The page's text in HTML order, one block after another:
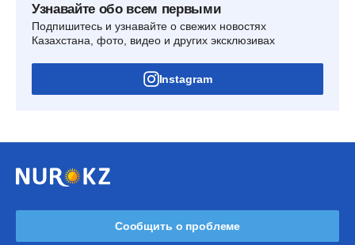
Узнавайте обо всем первыми
Подпишитесь и узнавайте о свежих новостях
Казахстана, фото, видео и других эксклюзивах
Instagram
Сообщить о проблеме